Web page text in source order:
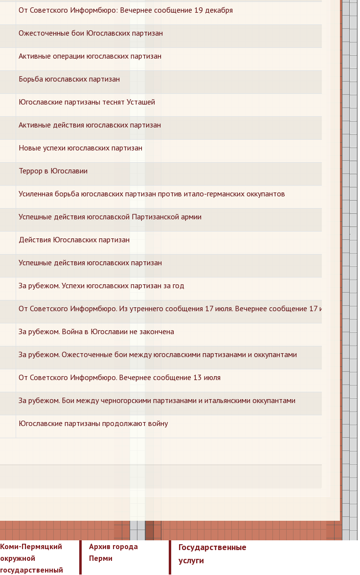
От Советского Информбюро: Вечернее сообщение 19 декабря
Ожесточенные бои Югославских партизан
Активные операции югославских партизан
Борьба югославских партизан
Югославские партизаны теснят Усташей
Активные действия югославских партизан
Новые успехи югославских партизан
Террор в Югославии
Усиленная борьба югославских партизан против итало-германских оккупантов
Успешные действия югославской Партизанской армии
Действия Югославских партизан
Успешные действия югославских партизан
За рубежом. Успехи югославских партизан за год
От Советского Информбюро. Из утреннего сообщения 17 июля. Вечернее сообщение 17 июля
За рубежом. Война в Югославии не закончена
За рубежом. Ожесточенные бои между югославскими партизанами и оккупантами
От Советского Информбюро. Вечернее сообщение 13 июля
За рубежом. Бои между черногорскими партизанами и итальянскими оккупантами
Югославские партизаны продолжают войну
Коми-Пермяцкий
окружной
государственный
Архив города
Перми
Государственные
услуги